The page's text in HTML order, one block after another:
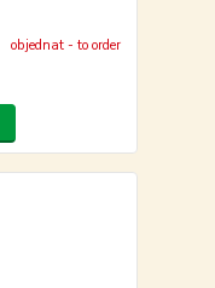
objednat - to order